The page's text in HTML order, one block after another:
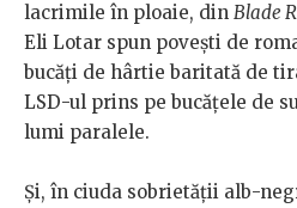
lacrimile în ploaie, din Blade
Eli Lotar spun poveşti de rom
bucăţi de hârtie baritată de
LSD-ul prins pe bucăţele de
lumi paralele.
Şi, în ciuda sobrietăţii alb-